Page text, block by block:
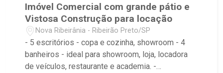
Imóvel Comercial com grande pátio e
Vistosa Construção para locação
Nova Ribeirânia - Ribeirão Preto/SP
- 5 escritórios - copa e cozinha, showroom - 4
banheiros - ideal para showroom, loja, locadora
de veículos, restaurante e academia. -